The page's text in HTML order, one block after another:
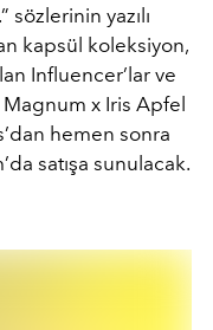
yazılı
kapsül koleksiyon,
Influencer’lar ve
Magnum x Iris Apfel
hemen sonra
satışa sunulacak.